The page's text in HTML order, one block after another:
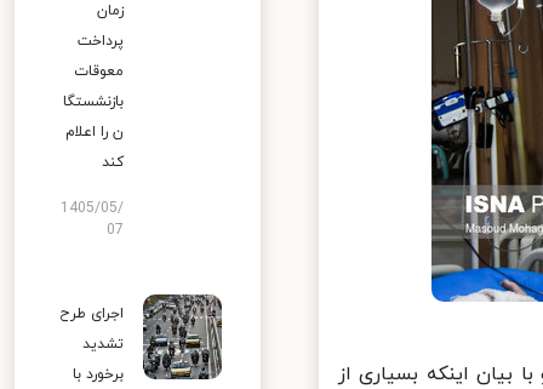
اینکه بسیاری از
زمان
پرداخت
معوقات
بازنشستگا
ن را اعلام
کند
1405/05/
07
اجرای طرح
تشدید
برخورد با